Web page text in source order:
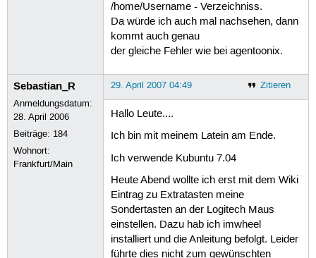
/home/Username - Verzeichniss.
Da würde ich auch mal nachsehen, dann
kommt auch genau
der gleiche Fehler wie bei agentoonix.
Sebastian_R
Anmeldungsdatum:
28. April 2006
Beiträge: 184
Wohnort:
Frankfurt/Main
Zitieren
29. April 2007 04:49
Hallo Leute....
Ich bin mit meinem Latein am Ende.
Ich verwende Kubuntu 7.04
Heute Abend wollte ich erst mit dem Wiki
Eintrag zu Extratasten meine
Sondertasten an der Logitech Maus
einstellen. Dazu hab ich imwheel
installiert und die Anleitung befolgt. Leider
führte dies nicht zum gewünschten